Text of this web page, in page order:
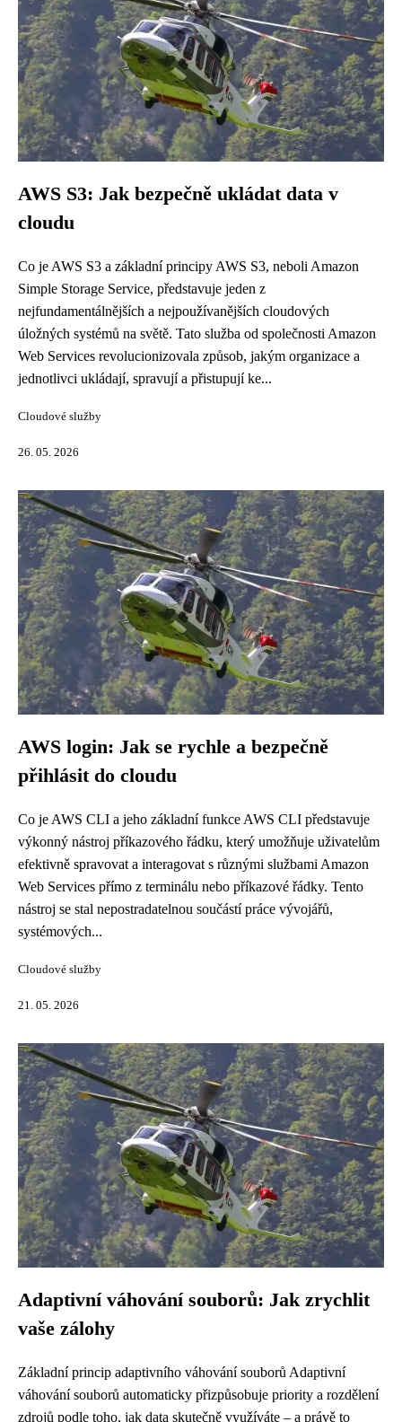
AWS S3: Jak bezpečně ukládat data v
cloudu
Co je AWS S3 a základní principy AWS S3, neboli Amazon
Simple Storage Service, představuje jeden z
nejfundamentálnějších a nejpoužívanějších cloudových
úložných systémů na světě. Tato služba od společnosti Amazon
Web Services revolucionizovala způsob, jakým organizace a
jednotlivci ukládají, spravují a přistupují ke...
Cloudové služby
26. 05. 2026
AWS login: Jak se rychle a bezpečně
přihlásit do cloudu
Co je AWS CLI a jeho základní funkce AWS CLI představuje
výkonný nástroj příkazového řádku, který umožňuje uživatelům
efektivně spravovat a interagovat s různými službami Amazon
Web Services přímo z terminálu nebo příkazové řádky. Tento
nástroj se stal nepostradatelnou součástí práce vývojářů,
systémových...
Cloudové služby
21. 05. 2026
Adaptivní váhování souborů: Jak zrychlit
vaše zálohy
Základní princip adaptivního váhování souborů Adaptivní
váhování souborů automaticky přizpůsobuje priority a rozdělení
zdrojů podle toho, jak data skutečně využíváte – a právě to